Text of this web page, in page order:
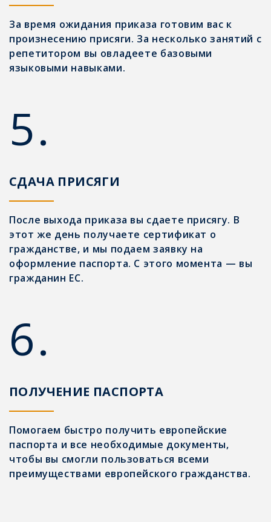
За время ожидания приказа готовим вас к
произнесению присяги. За несколько занятий с
репетитором вы овладеете базовыми
языковыми навыками.
5.
СДАЧА ПРИСЯГИ
После выхода приказа вы сдаете присягу. В
этот же день получаете сертификат о
гражданстве, и мы подаем заявку на
оформление паспорта. С этого момента — вы
гражданин ЕС.
6.
ПОЛУЧЕНИЕ ПАСПОРТА
Помогаем быстро получить европейские
паспорта и все необходимые документы,
чтобы вы смогли пользоваться всеми
преимуществами европейского гражданства.